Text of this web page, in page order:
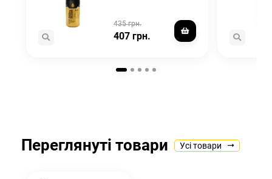
435 грн.
407 грн.
Переглянуті товари Усі товари